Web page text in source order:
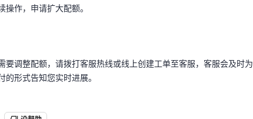
形式告知您实时进展。
作，申请扩大配额。
要调整配额，请拨打客服热线或线上创建工单至客服，客服会及时为
形式告知您实时进展。